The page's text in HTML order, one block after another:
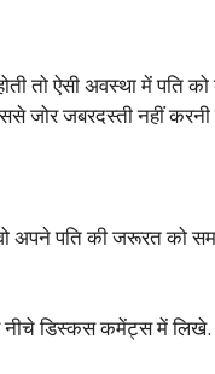
तो ऐसी अवस्था में पति
जोर जबरदस्ती नहीं करनी
वो अपने पति की जरूरत
नीचे डिस्कस कमेंट्स में लिखे.